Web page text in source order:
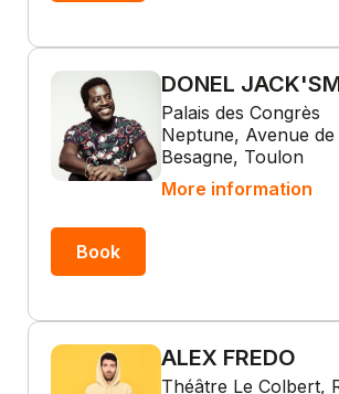
DONEL
Palais des Congrès
Neptune, Avenue de
Besagne, Toulon
More information
Book
ALEX FREDO
Théâtre Le Colbert,